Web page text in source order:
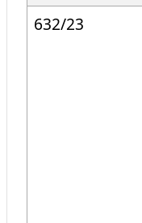
632/23